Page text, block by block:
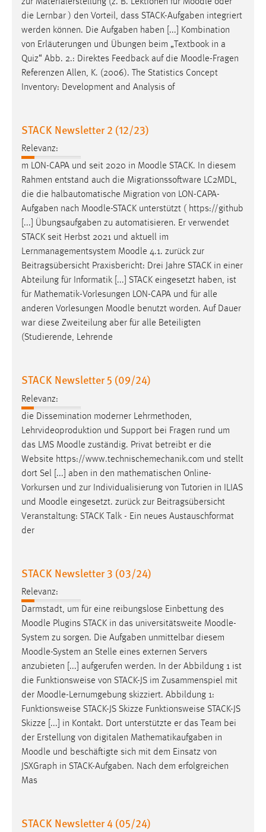
die Lernbar ) den Vorteil, dass STACK-Aufgaben integriert
werden können. Die Aufgaben haben [...] Kombination
von Erläuterungen und Übungen beim „Textbook in a
Quiz“ Abb. 2.: Direktes Feedback auf die Moodle-Fragen
Referenzen Allen, K. (2006). The Statistics Concept
Inventory: Development and Analysis of
STACK Newsletter 2 (12/23)
Relevanz:
m LON-CAPA und seit 2020 in Moodle STACK. In diesem
Rahmen entstand auch die Migrationssoftware LC2MDL,
die die halbautomatische Migration von LON-CAPA-
Aufgaben nach Moodle-STACK unterstützt ( https://github
[...] Übungsaufgaben zu automatisieren. Er verwendet
STACK seit Herbst 2021 und aktuell im
Lernmanagementsystem Moodle 4.1. zurück zur
Beitragsübersicht Praxisbericht: Drei Jahre STACK in einer
Abteilung für Informatik [...] STACK eingesetzt haben, ist
für Mathematik-Vorlesungen LON-CAPA und für alle
anderen Vorlesungen Moodle benutzt worden. Auf Dauer
war diese Zweiteilung aber für alle Beteiligten
(Studierende, Lehrende
STACK Newsletter 5 (09/24)
Relevanz:
die Dissemination moderner Lehrmethoden,
Lehrvideoproduktion und Support bei Fragen rund um
das LMS Moodle zuständig. Privat betreibt er die
Website https://www.technischemechanik.com und stellt
dort Sel [...] aben in den mathematischen Online-
Vorkursen und zur Individualisierung von Tutorien in ILIAS
und Moodle eingesetzt. zurück zur Beitragsübersicht
Veranstaltung: STACK Talk - Ein neues Austauschformat
der
STACK Newsletter 3 (03/24)
Relevanz:
Darmstadt, um für eine reibungslose Einbettung des
Moodle Plugins STACK in das universitätsweite Moodle-
System zu sorgen. Die Aufgaben unmittelbar diesem
Moodle-System an Stelle eines externen Servers
anzubieten [...] aufgerufen werden. In der Abbildung 1 ist
die Funktionsweise von STACK-JS im Zusammenspiel mit
der Moodle-Lernumgebung skizziert. Abbildung 1:
Funktionsweise STACK-JS Skizze Funktionsweise STACK-JS
Skizze [...] in Kontakt. Dort unterstützte er das Team bei
der Erstellung von digitalen Mathematikaufgaben in
Moodle und beschäftigte sich mit dem Einsatz von
JSXGraph in STACK-Aufgaben. Nach dem erfolgreichen
Mas
STACK Newsletter 4 (05/24)
Name:
fe_user, be_user, be_lastLoginProvider
Zweck:
Dieser Cookie ist notwendig um sich an der Website
einloggen zu können.
Cookie Laufzeit:
STATISTIK
Statistik Cookies erfassen Informationen anonym.
Diese Informationen helfen uns zu verstehen, wie
unsere Besucher unsere Website nutzen.
Matomo
Name:
_pk_ref, _pk_cvar, _pk_id, _pk_ses
Zweck:
Zugriffsstatistik
Cookie Laufzeit:
Max. 13 Monate
MARKETING
Marketing Cookies werden von Drittanbietern
verwendet, um personalisierte Werbung anzuzeigen.
Sie tun dies, indem sie Besucher über Websites
hinweg verfolgen.
Google Ads
Name:
_gcl_au
Conversion-Tracking
Cookie Laufzeit:
3 Monate
Facebook Pixel
Name:
_fbp
Anbieter:
Facebook
Zweck:
Conversion-Tracking